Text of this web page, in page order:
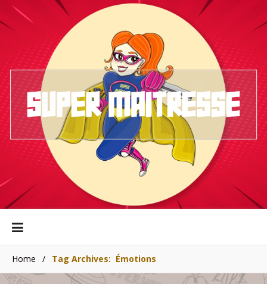
Home / Tag Archives: Émotions